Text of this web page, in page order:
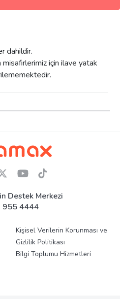
dahildir.
için ilave yatak
Destek Merkezi
955 4444
Kişisel Verilerin Korunması ve
Gizlilik Politikası
Bilgi Toplumu Hizmetleri